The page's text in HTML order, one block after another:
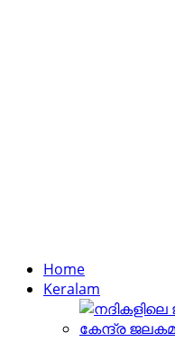
Home
Keralam